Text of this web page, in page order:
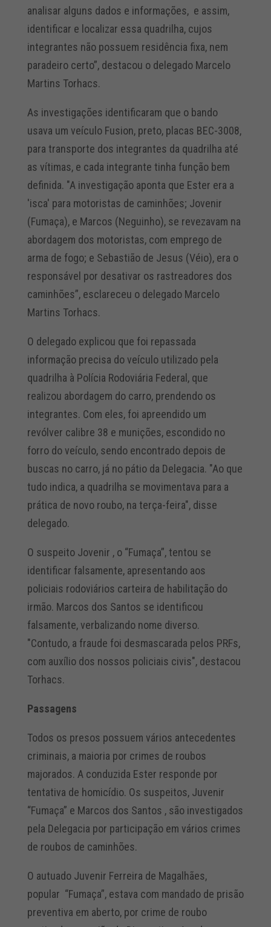
analisar alguns dados e informações, e assim,
identificar e localizar essa quadrilha, cujos
integrantes não possuem residência fixa, nem
paradeiro certo”, destacou o delegado Marcelo
Martins Torhacs.
As investigações identificaram que o bando
usava um veículo Fusion, preto, placas BEC-3008,
para transporte dos integrantes da quadrilha até
as vítimas, e cada integrante tinha função bem
definida. "A investigação aponta que Ester era a
'isca' para motoristas de caminhões; Jovenir
(Fumaça), e Marcos (Neguinho), se revezavam na
abordagem dos motoristas, com emprego de
arma de fogo; e Sebastião de Jesus (Véio), era o
responsável por desativar os rastreadores dos
caminhões”, esclareceu o delegado Marcelo
Martins Torhacs.
O delegado explicou que foi repassada
informação precisa do veículo utilizado pela
quadrilha à Polícia Rodoviária Federal, que
realizou abordagem do carro, prendendo os
integrantes. Com eles, foi apreendido um
revólver calibre 38 e munições, escondido no
forro do veículo, sendo encontrado depois de
buscas no carro, já no pátio da Delegacia. "Ao que
tudo indica, a quadrilha se movimentava para a
prática de novo roubo, na terça-feira", disse
delegado.
O suspeito Jovenir , o “Fumaça”, tentou se
identificar falsamente, apresentando aos
policiais rodoviários carteira de habilitação do
irmão. Marcos dos Santos se identificou
falsamente, verbalizando nome diverso.
"Contudo, a fraude foi desmascarada pelos PRFs,
com auxílio dos nossos policiais civis", destacou
Torhacs.
Passagens
Todos os presos possuem vários antecedentes
criminais, a maioria por crimes de roubos
majorados. A conduzida Ester responde por
tentativa de homicídio. Os suspeitos, Juvenir
“Fumaça” e Marcos dos Santos , são investigados
pela Delegacia por participação em vários crimes
de roubos de caminhões.
O autuado Juvenir Ferreira de Magalhães,
popular “Fumaça”, estava com mandado de prisão
preventiva em aberto, por crime de roubo